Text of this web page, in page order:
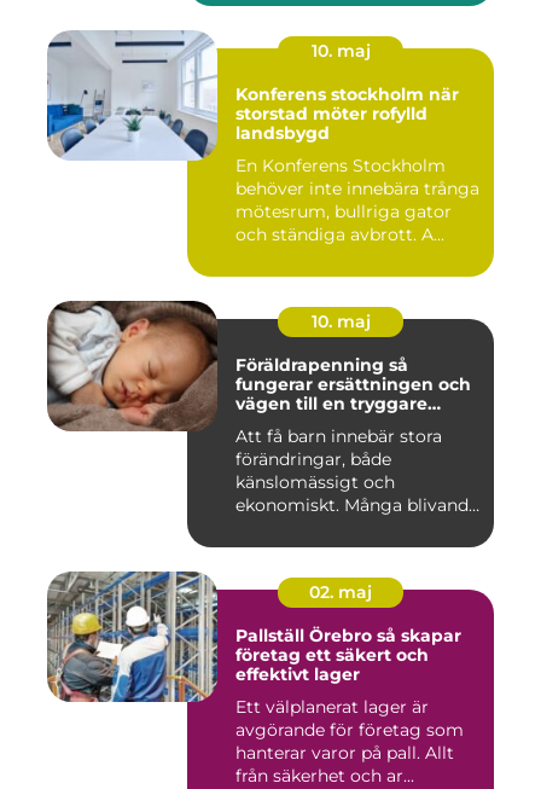
10. maj
Konferens stockholm när
storstad möter rofylld
landsbygd
En Konferens Stockholm
behöver inte innebära trånga
mötesrum, bullriga gator
och ständiga avbrott. A...
10. maj
Föräldrapenning så
fungerar ersättningen och
vägen till en tryggare
Att få barn innebär stora
förändringar, både
känslomässigt och
ekonomiskt. Många blivande
02. maj
Pallställ Örebro så skapar
företag ett säkert och
effektivt lager
Ett välplanerat lager är
avgörande för företag som
hanterar varor på pall. Allt
från säkerhet och ar...